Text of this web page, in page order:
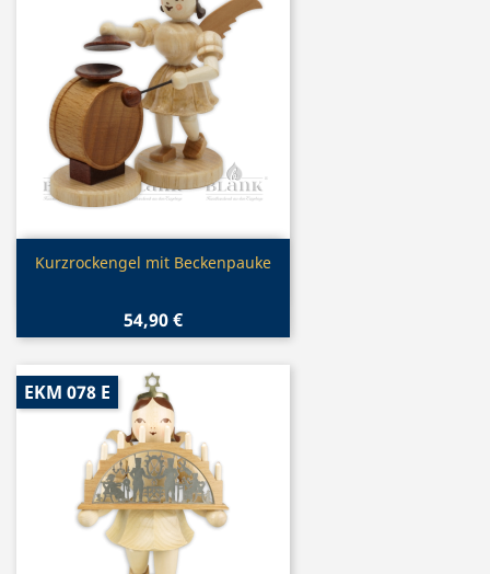
Vorschau
Kurzrockengel mit Beckenpauke
54,90 €
EKM 078 E